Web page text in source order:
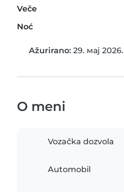
Veče
Noć
Ažurirano: 29. мај 2026.
O meni
Vozačka dozvola
Automobil